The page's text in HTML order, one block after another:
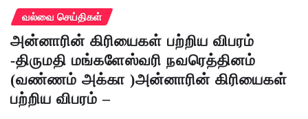
வல்வை செய்திகள்
அன்னாரின் கிரியைகள் பற்றிய விபரம்
-திருமதி மங்களேஸ்வரி நவரெத்தினம்
(வண்ணம் அக்கா )அன்னாரின் கிரியைகள்
பற்றிய விபரம் –